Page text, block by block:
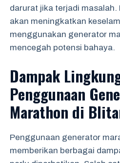
darurat jika terjadi
akan meningkatkan
menggunakan generator
mencegah potensi bahaya.
Dampak
Penggunaan
Marathon di
Penggunaan generator
memberikan berbagai